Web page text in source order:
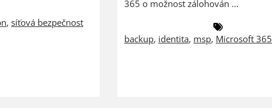
, síťová bezpečnost
365 o možnost zálohován ...
backup, identita, msp, Microsoft 365